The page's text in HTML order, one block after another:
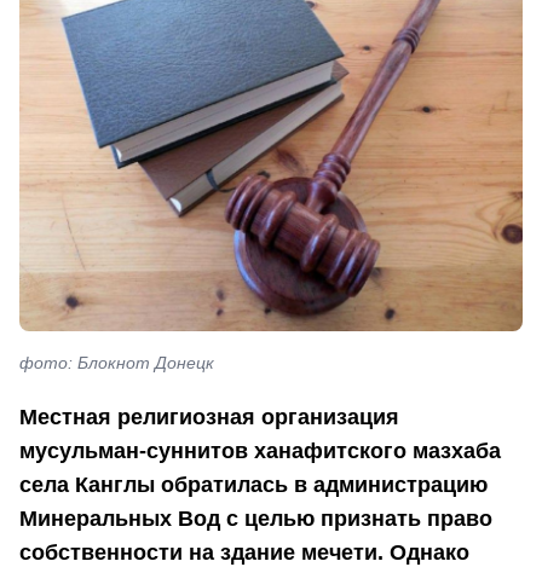
фото: Блокнот Донецк
Местная религиозная организация
мусульман-суннитов ханафитского мазхаба
села Канглы обратилась в администрацию
Минеральных Вод с целью признать право
собственности на здание мечети. Однако